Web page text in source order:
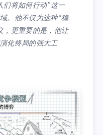
们将如何行动”这一
。他不仅为这种“稳
，更重要的是，他让
化终局的强大工